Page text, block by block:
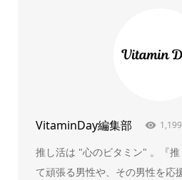
VitaminDay編集部
推し活は "心のビタミン" 。『
て頑張る男性や、その男性を応